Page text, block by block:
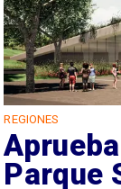
REGIONES
Parque